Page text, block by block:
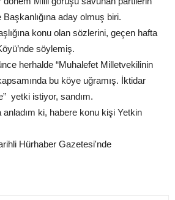
aday olmuş biri.
konu olan sözlerini, geçen hafta
söylemiş.
herhalde “Muhalefet Milletvekilinin
bu köye uğramış. İktidar
yetki istiyor, sandım.
anladım ki, habere konu kişi Yetkin
Hürhaber Gazetesi'nde